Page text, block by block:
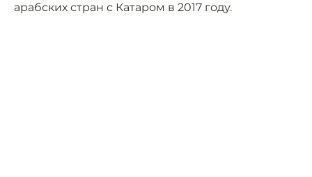
арабских стран с Катаром в 2017 году.